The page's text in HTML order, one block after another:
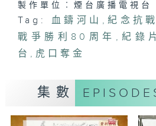
製作單位︰煙台廣播電視台
Tag: 血鑄河山 , 紀念抗
戰爭勝利80周年 , 紀錄
台 , 虎口奪金
集數